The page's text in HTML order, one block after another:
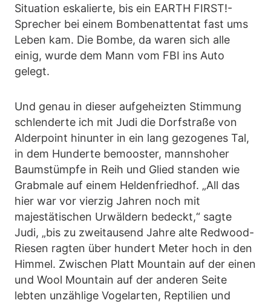
Situation eskalierte, bis ein EARTH FIRST!-
Sprecher bei einem Bombenattentat fast ums
Leben kam. Die Bombe, da waren sich alle
einig, wurde dem Mann vom FBI ins Auto
gelegt.
Und genau in dieser aufgeheizten Stimmung
schlenderte ich mit Judi die Dorfstraße von
Alderpoint hinunter in ein lang gezogenes Tal,
in dem Hunderte bemooster, mannshoher
Baumstümpfe in Reih und Glied standen wie
Grabmale auf einem Heldenfriedhof. „All das
hier war vor vierzig Jahren noch mit
majestätischen Urwäldern bedeckt,“ sagte
Judi, „bis zu zweitausend Jahre alte Redwood-
Riesen ragten über hundert Meter hoch in den
Himmel. Zwischen Platt Mountain auf der einen
und Wool Mountain auf der anderen Seite
lebten unzählige Vogelarten, Reptilien und